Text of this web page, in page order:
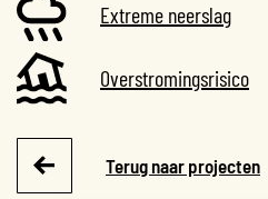
Extreme neerslag
Overstromingsrisico
Terug naar projecten